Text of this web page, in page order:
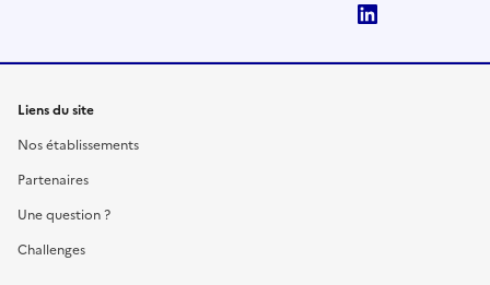
Liens du site
Nos établissements
Partenaires
Une question ?
Challenges